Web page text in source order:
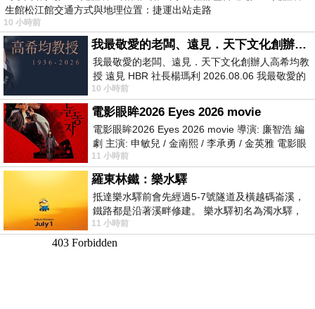
生館松江館交通方式與地理位置：捷運出站走路
10 小時前
我最敬愛的老闆、遠見．天下文化創辦人高希均教授
我最敬愛的老闆、遠見．天下文化創辦人高希均教
授 遠見 HBR 社長楊瑪利 2026.08.06 我最敬愛的
老闆、遠見．天下文化創辦人高希均教
10 小時前
電影眼眸2026 Eyes 2026 movie
電影眼眸2026 Eyes 2026 movie 導演: 廉智浩 編
劇 主演: 申敏兒 / 金南熙 / 李承勇 / 金英雅 電影眼
眸2026描述攝影師徐珍因遺
11 小時前
羅東林鐵：樂水驛
抵達樂水驛前會先經過5-7號隧道及橫越碼崙溪，
鐵路都是沿著溪畔修建。 樂水驛初名為濁水驛，
但因與臺鐵集集線車站同名，於1953
11 小時前